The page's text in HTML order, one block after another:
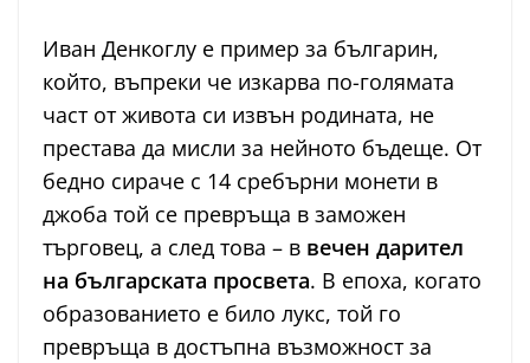
Иван Денкоглу е пример за българин,
който, въпреки че изкарва по-голямата
част от живота си извън родината, не
престава да мисли за нейното бъдеще. От
бедно сираче с 14 сребърни монети в
джоба той се превръща в заможен
търговец, а след това – в вечен дарител
на българската просвета. В епоха, когато
образованието е било лукс, той го
превръща в достъпна възможност за